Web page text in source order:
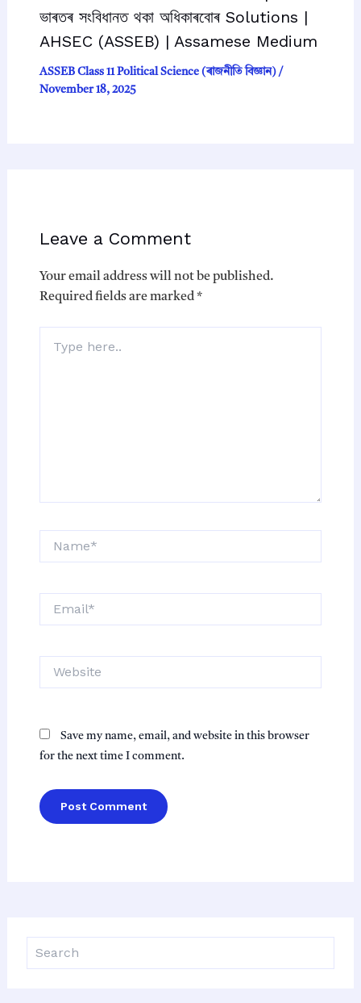
ভাৰতৰ সংবিধানত থকা অধিকাৰবোৰ Solutions |
AHSEC (ASSEB) | Assamese Medium
ASSEB Class 11 Political Science (ৰাজনীতি বিজ্ঞান)/
November 18, 2025
Leave a Comment
Your email address will not be published.
Required fields are marked*
here..
Save my name, email, and website in this browser
for the next time I comment.